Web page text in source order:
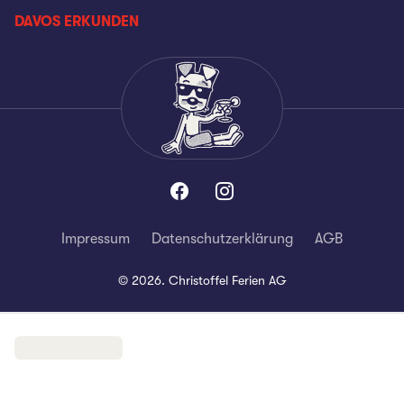
DAVOS ERKUNDEN
Impressum Datenschutzerklärung AGB
© 2026. Christoffel Ferien AG